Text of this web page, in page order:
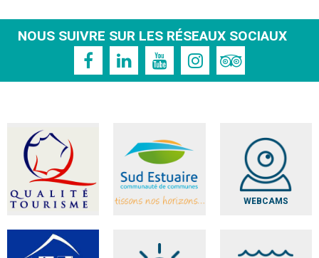
NOUS SUIVRE SUR LES RÉSEAUX SOCIAUX
WEBCAMS